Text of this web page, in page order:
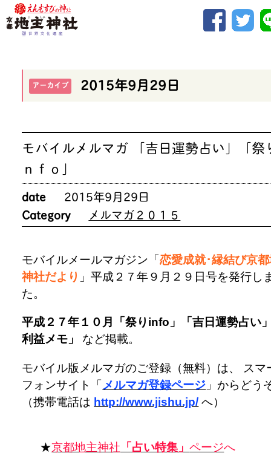
アーカイブ 2015年9月29日
モバイルメルマガ 「吉日運勢占い」「祭
ｎｆｏ」
date
2015年9月29日
Category
メルマガ２０１５
モバイルメールマガジン「恋愛成就･縁結び京
神社だより 」平成２７年９月２９日号を発行し
た。
平成２７年１０月「祭りinfo」「吉日運勢占い
利益メモ」
など掲載。
モバイル版メルマガのご登録（無料）は、 スマ
フォンサイト「 メルマガ登録ページ 」からどう
（携帯電話は http://www.jishu.jp/ へ）
★京都地主神社 「占い特集」ページへ